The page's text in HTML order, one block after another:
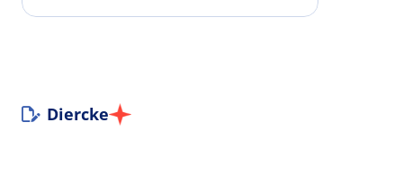
Diercke